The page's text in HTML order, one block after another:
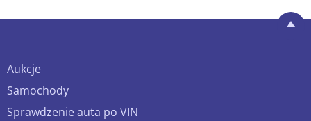
Aukcje
Samochody
Sprawdzenie auta po VIN